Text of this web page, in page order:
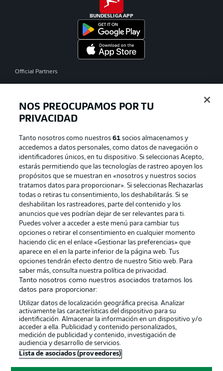
BUNDESLIGA APP
Official Partners
Publicidad Aviso legal
Gestionar las preferencias Declaracion de privacidad
Canales Trabajos
Jugadores Condiciones de uso
Sello Editorial Contacto
© 2026 Bundesliga-Gruppe GmbH
NOS PREOCUPAMOS POR TU
PRIVACIDAD
Tanto nosotros como nuestros61 socios almacenamos y
accedemos a datos personales, como datos de navegación o
identificadores únicos, en tu dispositivo. Si seleccionas Acepto,
estarás permitiendo que las tecnologías de rastreo apoyen los
propósitos que se muestran en «nosotros y nuestros socios
tratamos datos para proporcionar». Si seleccionas Rechazarlas
todas o retiras tu consentimiento, los deshabilitarás. Si se
deshabilitan los rastreadores, parte del contenido y los
anuncios que ves podrían dejar de ser relevantes para ti.
Puedes volver a acceder a este menú para cambiar tus
opciones o retirar el consentimiento en cualquier momento
haciendo clic en el enlace «Gestionar las preferencias» que
aparece en el en la parte inferior de la página web. Tus
opciones tendrán efecto dentro de nuestro Sitio web. Para
saber más, consulta nuestra política de privacidad.
Tanto nosotros como nuestros asociados tratamos los
datos para proporcionar:
Utilizar datos de localización geográfica precisa. Analizar
activamente las características del dispositivo para su
identificación. Almacenar la información en un dispositivo y/o
acceder a ella. Publicidad y contenido personalizados,
medición de publicidad y contenido, investigación de
audiencia y desarrollo de servicios.
Lista de asociados (proveedores)